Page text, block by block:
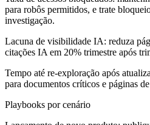
para robôs permitidos, e trate
investigação.
Lacuna de visibilidade IA: reduza
citações IA em 20% trimestre após
Tempo até re-exploração após
para documentos críticos e páginas
Playbooks por cenário